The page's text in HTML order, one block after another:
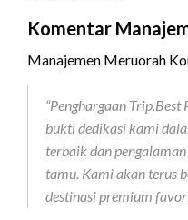
Komentar
Manajemen Meruorah
“Penghargaan
bukti dedikasi kami
terbaik dan
tamu. Kami akan terus
destinasi premium